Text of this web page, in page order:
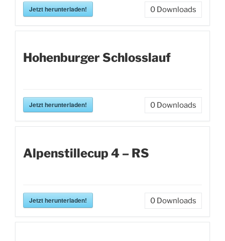
Jetzt herunterladen! 0 Downloads
Hohenburger Schlosslauf
Jetzt herunterladen! 0 Downloads
Alpenstillecup 4 – RS
Jetzt herunterladen! 0 Downloads